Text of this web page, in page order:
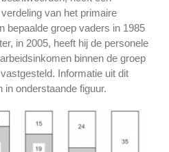
van het primaire
bepaalde groep vaders in 1985
in 2005, heeft hij de personele
binnen de groep
Informatie uit dit
onderstaande figuur.